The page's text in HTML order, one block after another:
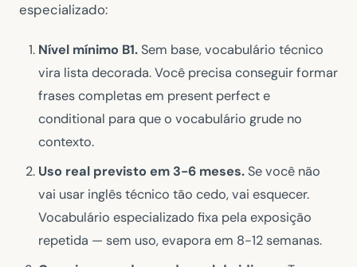
especializado:
Nível mínimo B1.Sem base, vocabulário técnico
vira lista decorada. Você precisa conseguir formar
frases completas em present perfect e
conditional para que o vocabulário grude no
contexto.
Uso real previsto em 3-6 meses.Se você não
vai usar inglês técnico tão cedo, vai esquecer.
Vocabulário especializado fixa pela exposição
repetida — sem uso, evapora em 8-12 semanas.